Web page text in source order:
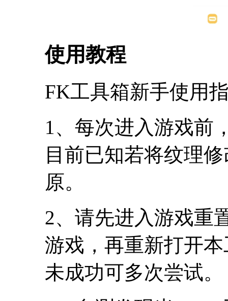
使用教程
FK工具箱新手使用
1、每次进入游戏前
目前已知若将纹理
原。
2、请先进入游戏重
游戏，再重新打开
未成功可多次尝试。